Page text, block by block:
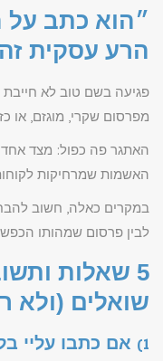
״הוא כתב על
הרע עסקית
פגיעה בשם טוב לא חייבת
מפרסום שקרי, מוגזם, או
האתגר פה כפול: מצד אחד
האשמות שמרחיקות
במקרים כאלה, חשוב
לבין פרסום שמהותו
5 שאלות
שואלים (ולא
1) אם כתבו עליי